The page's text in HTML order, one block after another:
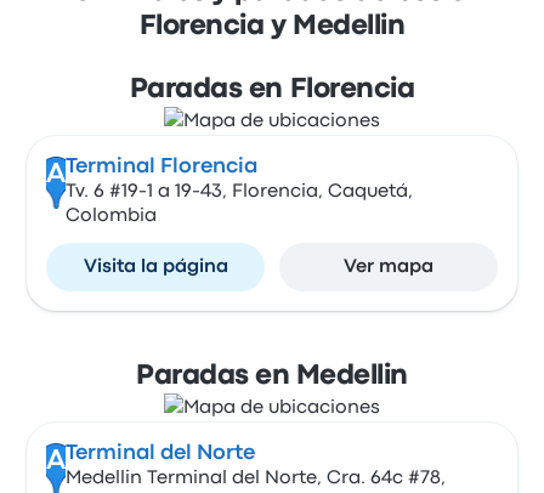
Florencia y Medellin
Paradas en Florencia
A Terminal Florencia
Tv. 6 #19-1 a 19-43, Florencia, Caquetá,
Colombia
Visita la página Ver mapa
Paradas en Medellin
A Terminal del Norte
Medellin Terminal del Norte, Cra. 64c #78,